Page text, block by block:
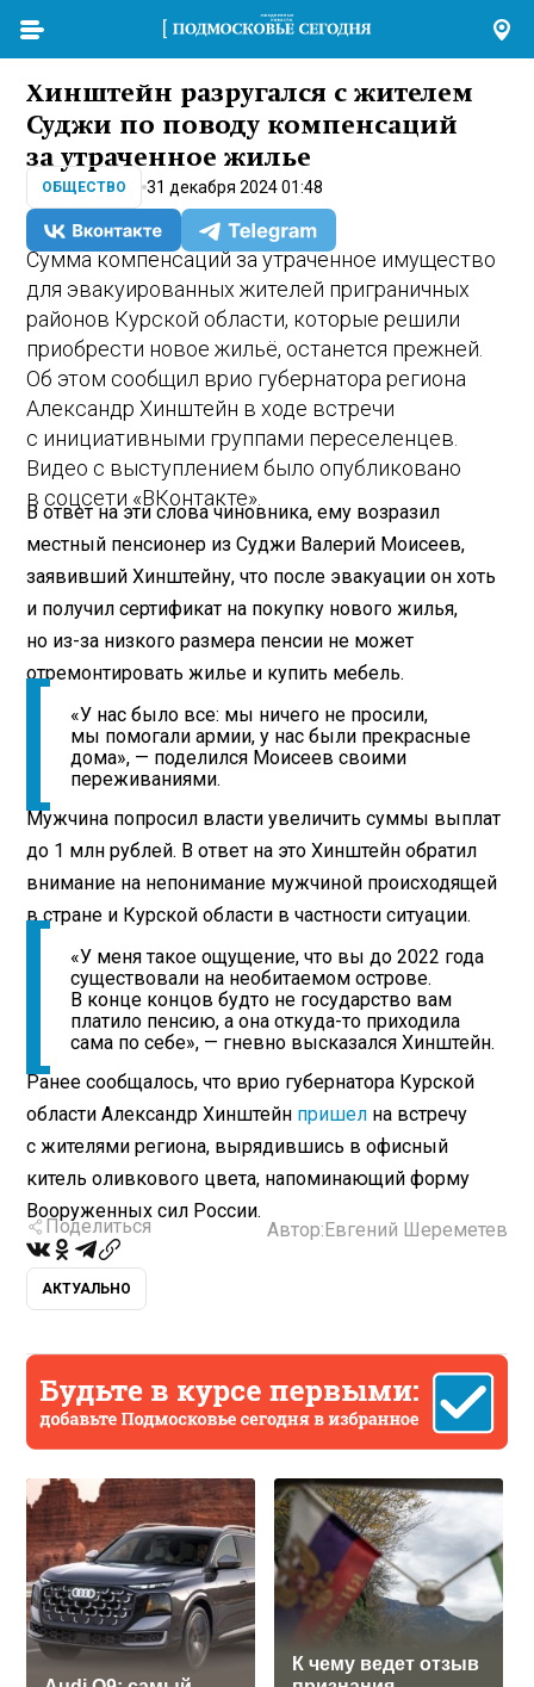
Хинштейн разругался с жителем
Суджи по поводу компенсаций
за утраченное жилье
ОБЩЕСТВО 31 декабря 2024 01:48
Сумма компенсаций за утраченное имущество
для эвакуированных жителей приграничных
районов Курской области, которые решили
приобрести новое жильё, останется прежней.
Об этом сообщил врио губернатора региона
Александр Хинштейн в ходе встречи
с инициативными группами переселенцев.
Видео с выступлением было опубликовано
в соцсети «ВКонтакте».
В ответ на эти слова чиновника, ему возразил
местный пенсионер из Суджи Валерий Моисеев,
заявивший Хинштейну, что после эвакуации он хоть
и получил сертификат на покупку нового жилья,
но из-за низкого размера пенсии не может
отремонтировать жилье и купить мебель.
«У нас было все: мы ничего не просили,
мы помогали армии, у нас были прекрасные
дома», — поделился Моисеев своими
переживаниями.
Мужчина попросил власти увеличить суммы выплат
до 1 млн рублей. В ответ на это Хинштейн обратил
внимание на непонимание мужчиной происходящей
в стране и Курской области в частности ситуации.
«У меня такое ощущение, что вы до 2022 года
существовали на необитаемом острове.
В конце концов будто не государство вам
платило пенсию, а она откуда-то приходила
сама по себе», — гневно высказался Хинштейн.
Ранее сообщалось, что врио губернатора Курской
области Александр Хинштейн пришел на встречу
с жителями региона, вырядившись в офисный
китель оливкового цвета, напоминающий форму
Вооруженных сил России.
Поделиться Автор: Евгений Шереметев
АКТУАЛЬНО
К чему ведет отзыв